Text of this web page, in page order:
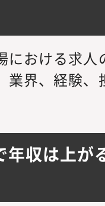
における求
業界、経験
年収は上が